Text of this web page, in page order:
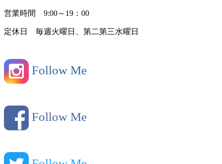
営業時間 9:00～19：00
定休日 毎週火曜日、第二第三水曜日
Follow Me
Follow Me